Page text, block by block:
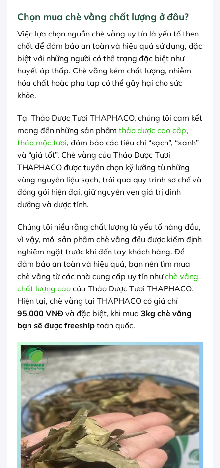
Chọn mua chè vằng chất lượng ở đâu?
Việc lựa chọn nguồn chè vằng uy tín là yếu tố then
chốt để đảm bảo an toàn và hiệu quả sử dụng, đặc
biệt với những người có thể trạng đặc biệt như
huyết áp thấp. Chè vằng kém chất lượng, nhiễm
hóa chất hoặc pha tạp có thể gây hại cho sức
khỏe.
Tại Thảo Dược Tươi THAPHACO, chúng tôi cam kết
mang đến những sản phẩm thảo dược cao cấp,
thảo mộc tươi, đảm bảo các tiêu chí “sạch”, “xanh”
và “giá tốt”. Chè vằng của Thảo Dược Tươi
THAPHACO được tuyển chọn kỹ lưỡng từ những
vùng nguyên liệu sạch, trải qua quy trình sơ chế và
đóng gói hiện đại, giữ nguyên vẹn giá trị dinh
dưỡng và dược tính.
Chúng tôi hiểu rằng chất lượng là yếu tố hàng đầu,
vì vậy, mỗi sản phẩm chè vằng đều được kiểm định
nghiêm ngặt trước khi đến tay khách hàng. Để
đảm bảo an toàn và hiệu quả, bạn nên tìm mua
chè vằng từ các nhà cung cấp uy tín nhưchè vằng
chất lượng cao của Thảo Dược Tươi THAPHACO.
Hiện tại, chè vằng tại THAPHACO có giá chỉ
95.000 VNĐ và đặc biệt, khi mua 3kg chè vằng
bạn sẽ được freeship toàn quốc.